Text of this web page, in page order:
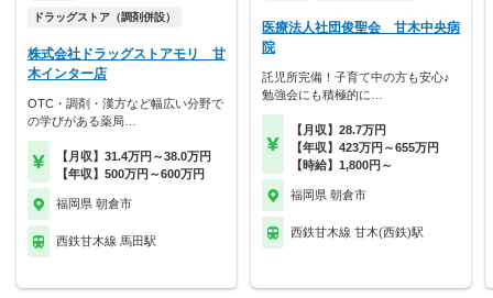
ドラッグストア（調剤併設）
株式会社ドラッグストアモリ 甘
木インター店
OTC・調剤・漢方など幅広い分野で
の学びがある薬局…
【月収】31.4万円～38.0万円
【年収】500万円～600万円
福岡県 朝倉市
西鉄甘木線 馬田駅
医療法人社団俊聖会 甘木中央病
院
託児所完備！子育て中の方も安心♪
勉強会にも積極的に…
【月収】28.7万円
【年収】423万円～655万円
【時給】1,800円～
福岡県 朝倉市
西鉄甘木線 甘木(西鉄)駅